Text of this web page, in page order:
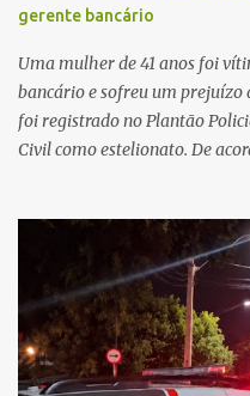
mas decidir melhor onde
possível à população. Essa
teoria da admini...
gerente bancário
Uma mulher de 41 anos foi
bancário e sofreu um prejuízo
foi registrado no Plantão
Civil como estelionato. De
suspeito alegou que seria
e passou a orientar a vítima
ser realizados. Dias depois,
PDF simulando uma
Na sequência, entrou em
link, orientando a vítima a